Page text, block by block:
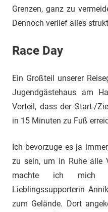
Grenzen, ganz zu
Dennoch verlief alles
Race Day
Ein Großteil unserer
Jugendgästehaus am
Vorteil, dass der Start-/
in 15 Minuten zu Fuß
Ich bevorzuge es ja
zu sein, um in Ruhe alle
machte ich mich
Lieblingssupporterin
zum Gelände. Dort